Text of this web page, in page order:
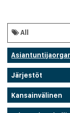
All
Järjestöt
Kansainvälinen